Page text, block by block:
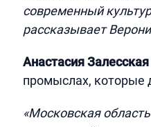
современный
рассказывает
Анастасия Залесская
промыслах, которые
«Московская